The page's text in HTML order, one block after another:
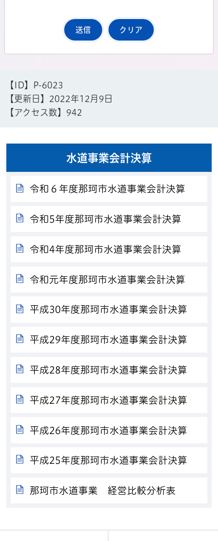
【ID】
P-6023
【更新日】 2022年12月9日
【アクセス数】 942
水道事業会計決算
令和６年度那珂市水道事業会計決算
令和5年度那珂市水道事業会計決算
令和4年度那珂市水道事業会計決算
令和元年度那珂市水道事業会計決算
平成30年度那珂市水道事業会計決算
平成29年度那珂市水道事業会計決算
平成28年度那珂市水道事業会計決算
平成27年度那珂市水道事業会計決算
平成26年度那珂市水道事業会計決算
平成25年度那珂市水道事業会計決算
那珂市水道事業 経営比較分析表